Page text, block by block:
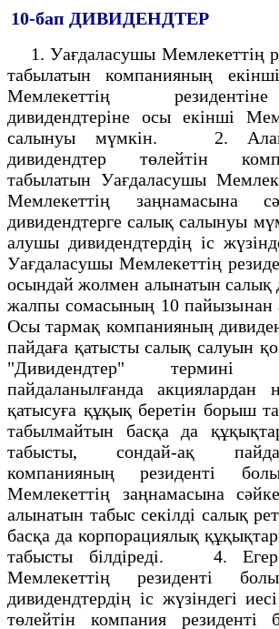
10-бап ДИВИДЕНДТЕР
1. Уағдаласушы Мемлекеттің
табылатын компанияның
Мемлекеттің
дивидендтеріне осы екінші
салынуы мүмкін. 2.
дивидендтер төлейтін
табылатын Уағдаласушы
Мемлекеттің заңнамасына
дивидендтерге салық салынуы
алушы дивидендтердің іс
Уағдаласушы Мемлекеттің
осындай жолмен алынатын салық
жалпы сомасының 10
Осы тармақ компанияның
пайдаға қатысты салық салуын
"Дивидендтер"
пайдаланылғанда акциялардан
қатысуға құқық беретін борыш
табылмайтын басқа да
табысты, сондай-ақ
компанияның резиденті
Мемлекеттің заңнамасына
алынатын табыс секілді салық
басқа да корпорациялық
табысты білдіреді. 4. Егер
Мемлекеттің резиденті
дивидендтердің іс жүзіндегі
төлейтін компания резиденті